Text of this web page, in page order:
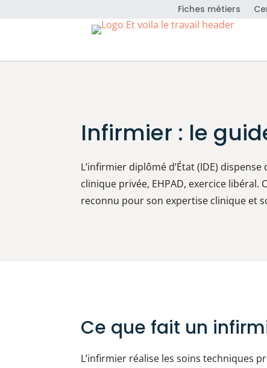
Fiches métiers
Infirmier : le
L’infirmier diplômé d’État (IDE)
clinique privée, EHPAD, exercice
reconnu pour son expertise clinique et
Ce que fait un
L’infirmier réalise les soins techniques